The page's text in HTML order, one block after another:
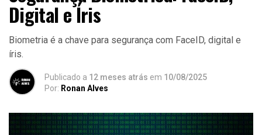
Digital e Íris
Biometria é a chave para segurança com FaceID, digital e
íris.
Publicado a 12 meses atrás em 10/08/2025
Por: Ronan Alves